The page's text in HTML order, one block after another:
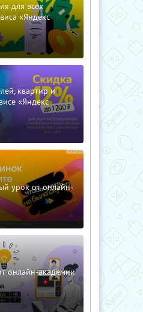
для всех
«Яндекс
квартир и
«Яндекс
урок от онлайн-
онлайн-академии